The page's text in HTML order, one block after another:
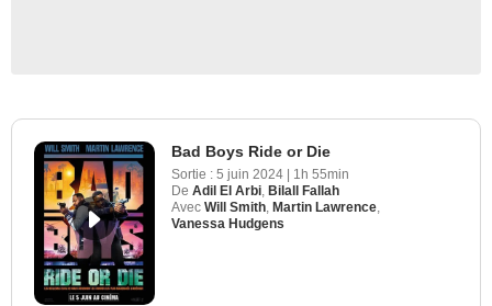
Bad Boys Ride or Die
Sortie : 5 juin 2024 | 1h 55min
De Adil El Arbi Bilall Fallah
Avec Will Smith Martin Lawrence
Vanessa Hudgens